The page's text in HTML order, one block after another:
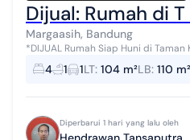
Dijual: Rumah di T
Margaasih, Bandung
*DIJUAL Rumah Siap Huni di
*Spesifikasi* Baru&Bersih. Siap Huni
: 2.200 wa...
4 1 1LT: 104 m²LB: 110 m²
Diperbarui 1 hari yang lalu oleh